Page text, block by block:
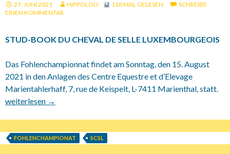
27. JUNI 2021 HIPPOLOU 118 MAL GELESEN
SCHREIBE
EINEN KOMMENTAR
STUD-BOOK DU CHEVAL DE SELLE LUXEMBOURGEOIS
Das Fohlenchampionnat findet am Sonntag, den 15. August
2021 in den Anlagen des Centre Equestre et d’Elevage
Marientahlerhaff, 7, rue de Keispelt, L-7411 Marienthal, statt.
15.08.2021 Fohlenchampionat SCSL
weiterlesen →
FOHLENCHAMPIONAT SCSL